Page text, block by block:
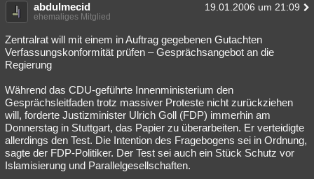
abdulmecid 19.01.2006 um 21:09
ehemaliges Mitglied
Zentralrat will mit einem in Auftrag gegebenen Gutachten
Verfassungskonformität prüfen – Gesprächsangebot an die
Regierung
Während das CDU-geführte Innenministerium den
Gesprächsleitfaden trotz massiver Proteste nicht zurückziehen
will, forderte Justizminister Ulrich Goll (FDP) immerhin am
Donnerstag in Stuttgart, das Papier zu überarbeiten. Er verteidigte
allerdings den Test. Die Intention des Fragebogens sei in Ordnung,
sagte der FDP-Politiker. Der Test sei auch ein Stück Schutz vor
Islamisierung und Parallelgesellschaften.